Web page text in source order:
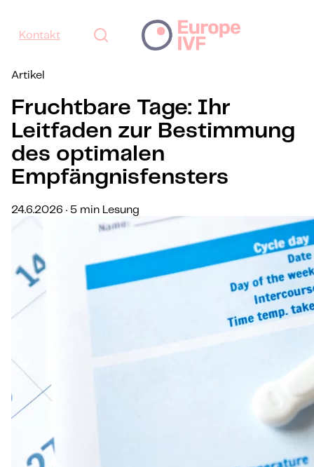
Kontakt
Artikel
Fruchtbare Tage: Ihr
Leitfaden zur Bestimmung
des optimalen
Empfängnisfensters
24.6.2026 · 5 min Lesung